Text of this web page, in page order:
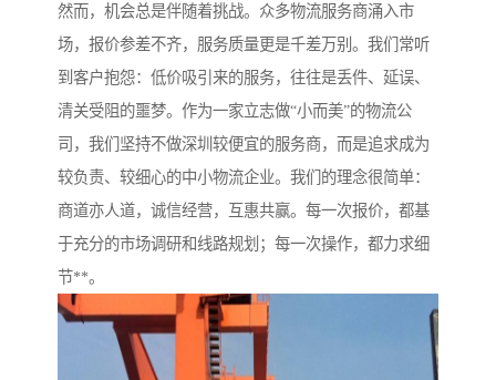
然而，机会总是伴随着挑战。众多物流服务商涌入市
场，报价参差不齐，服务质量更是千差万别。我们常听
到客户抱怨：低价吸引来的服务，往往是丢件、延误、
清关受阻的噩梦。作为一家立志做“小而美”的物流公
司，我们坚持不做深圳较便宜的服务商，而是追求成为
较负责、较细心的中小物流企业。我们的理念很简单：
商道亦人道，诚信经营，互惠共赢。每一次报价，都基
于充分的市场调研和线路规划；每一次操作，都力求细
节**。